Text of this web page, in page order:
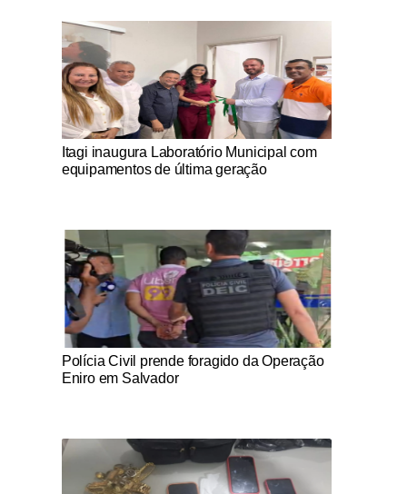
Notícias Católicas
Itagi inaugura Laboratório Municipal com
equipamentos de última geração
Notícias Católicas
Polícia Civil prende foragido da Operação
Eniro em Salvador